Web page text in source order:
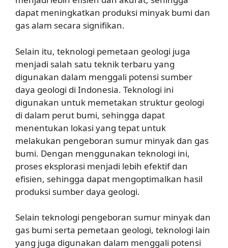
dapat meningkatkan produksi minyak bumi dan
gas alam secara signifikan.
Selain itu, teknologi pemetaan geologi juga
menjadi salah satu teknik terbaru yang
digunakan dalam menggali potensi sumber
daya geologi di Indonesia. Teknologi ini
digunakan untuk memetakan struktur geologi
di dalam perut bumi, sehingga dapat
menentukan lokasi yang tepat untuk
melakukan pengeboran sumur minyak dan gas
bumi. Dengan menggunakan teknologi ini,
proses eksplorasi menjadi lebih efektif dan
efisien, sehingga dapat mengoptimalkan hasil
produksi sumber daya geologi.
Selain teknologi pengeboran sumur minyak dan
gas bumi serta pemetaan geologi, teknologi lain
yang juga digunakan dalam menggali potensi